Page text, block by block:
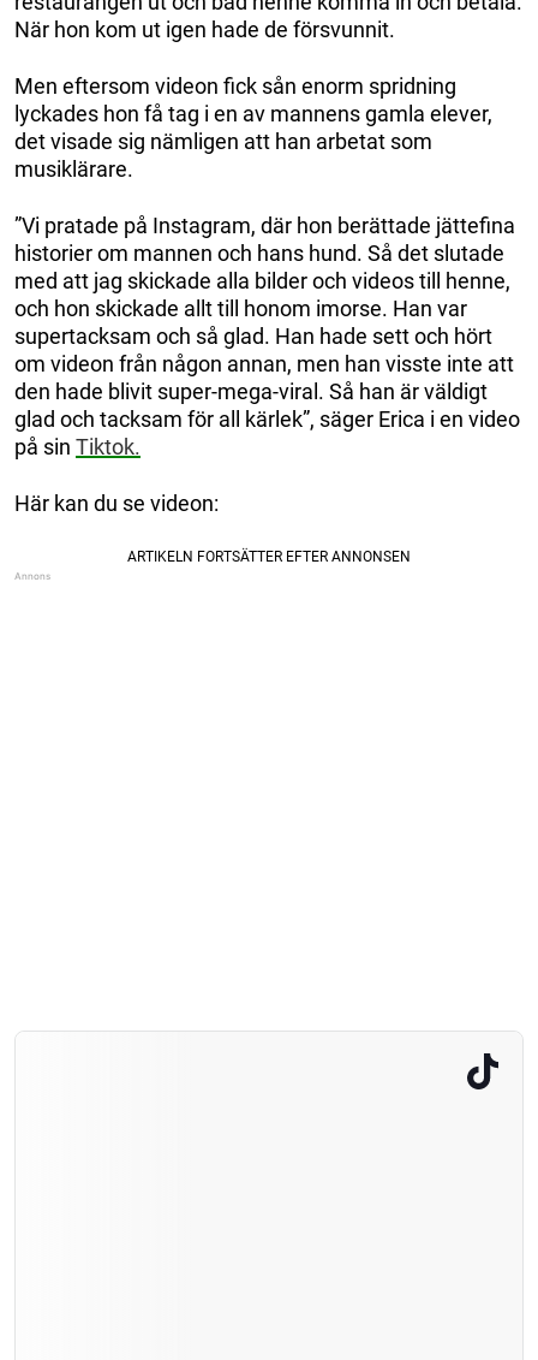
När hon kom ut igen hade de försvunnit.
Men eftersom videon fick sån enorm spridning
lyckades hon få tag i en av mannens gamla elever,
det visade sig nämligen att han arbetat som
musiklärare.
”Vi pratade på Instagram, där hon berättade jättefina
historier om mannen och hans hund. Så det slutade
med att jag skickade alla bilder och videos till henne,
och hon skickade allt till honom imorse. Han var
supertacksam och så glad. Han hade sett och hört
om videon från någon annan, men han visste inte att
den hade blivit super-mega-viral. Så han är väldigt
glad och tacksam för all kärlek”, säger Erica i en video
på sin Tiktok.
Här kan du se videon: